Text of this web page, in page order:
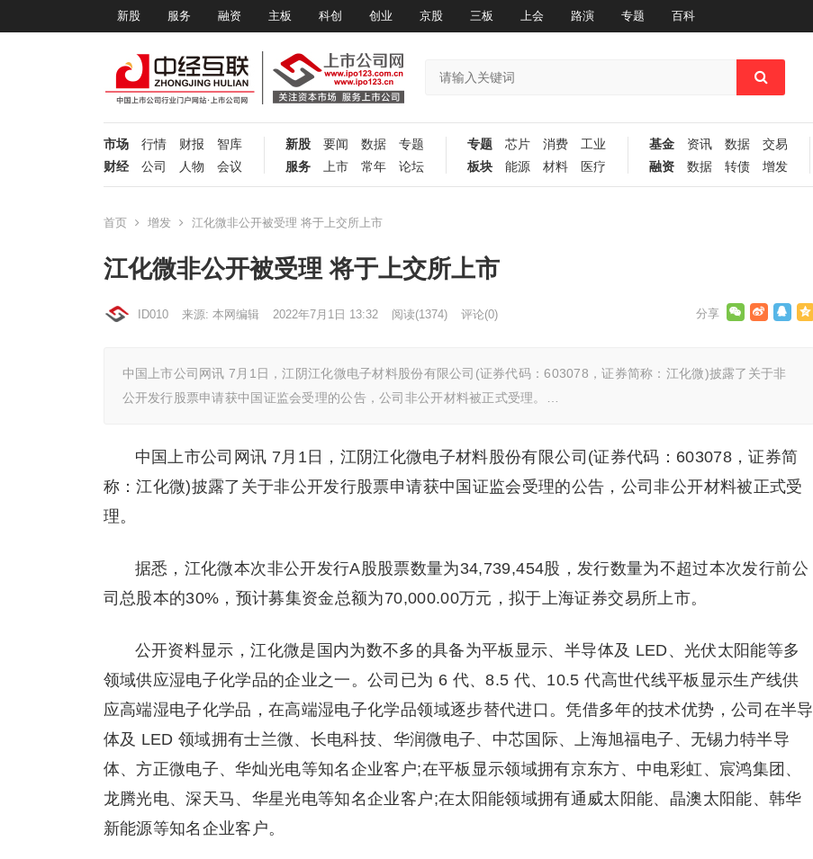
新股 服务 融资 主板 科创 创业 京股 三板 上会 路演 专题 百科
市场 行情 财报
智库
财经
公司 人物 会议
新股 要闻 数据
专题
服务
上市 常年 论坛
专题 芯片 消费
工业
板块
能源 材料 医疗
基金 资讯 数据
交易
融资
数据 转债 增发
首页 增发 江化微非公开被受理 将于上交所上市
江化微非公开被受理 将于上交所上市
ID010 来源: 本网编辑 2022年7月1日 13:32 阅读(1374) 评论(0)
中国上市公司网讯 7月1日，江阴江化微电子材料股份有限公司(证券代码：603078，证券简称：江化微)披露了关于非
公开发行股票申请获中国证监会受理的公告，公司非公开材料被正式受理。…
中国上市公司网讯 7月1日，江阴江化微电子材料股份有限公司(证券代码：603078，证券简
称：江化微)披露了关于非公开发行股票申请获中国证监会受理的公告，公司非公开材料被正式受
理。
据悉，江化微本次非公开发行A股股票数量为34,739,454股，发行数量为不超过本次发行前公
司总股本的30%，预计募集资金总额为70,000.00万元，拟于上海证券交易所上市。
公开资料显示，江化微是国内为数不多的具备为平板显示、半导体及 LED、光伏太阳能等多
领域供应湿电子化学品的企业之一。公司已为 6 代、8.5 代、10.5 代高世代线平板显示生产线供
应高端湿电子化学品，在高端湿电子化学品领域逐步替代进口。凭借多年的技术优势，公司在半导
体及 LED 领域拥有士兰微、长电科技、华润微电子、中芯国际、上海旭福电子、无锡力特半导
体、方正微电子、华灿光电等知名企业客户;在平板显示领域拥有京东方、中电彩虹、宸鸿集团、
龙腾光电、深天马、华星光电等知名企业客户;在太阳能领域拥有通威太阳能、晶澳太阳能、韩华
新能源等知名企业客户。